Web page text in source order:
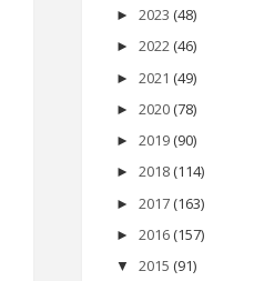
► 2023 (48)
► 2022 (46)
► 2021 (49)
► 2020 (78)
► 2019 (90)
► 2018 (114)
► 2017 (163)
► 2016 (157)
▼ 2015 (91)